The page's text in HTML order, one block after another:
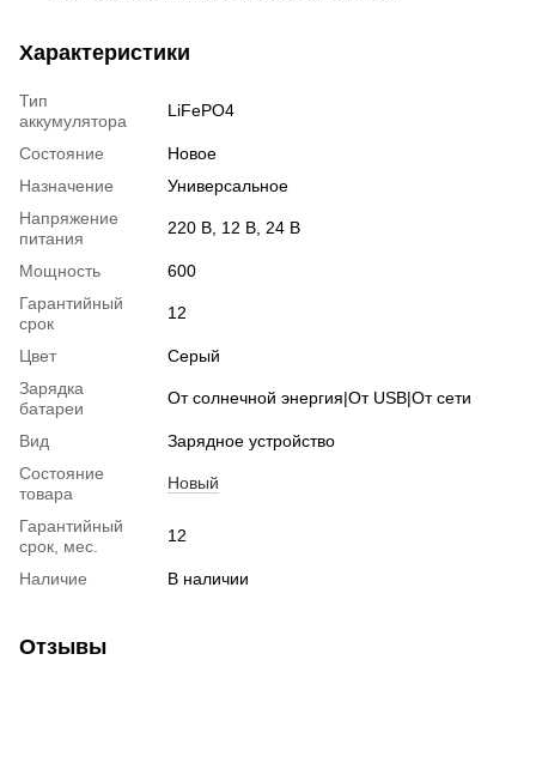
Характеристики
Тип
аккумулятора
LiFePO4
Состояние
Новое
Назначение
Универсальное
Напряжение
питания
220 В, 12 В, 24 В
Мощность
600
Гарантийный
срок
12
Цвет
Серый
Зарядка
батареи
От солнечной энергия|От USB|От сети
Вид
Зарядное устройство
Состояние
товара
Новый
Гарантийный
срок, мес.
12
Наличие В наличии
Отзывы